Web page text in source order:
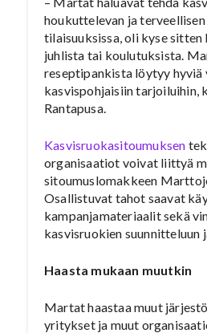
houkuttelevan ja
tilaisuuksissa, oli kyse
juhlista tai koulutuksista.
reseptipankista löytyy hyviä
kasvispohjaisiin tarjoiluihin,
Rantapusa.
Kasvisruokasitoumuksen
organisaatiot voivat liittyä
sitoumuslomakkeen
Osallistuvat tahot saavat
kampanjamateriaalit sekä
kasvisruokien suunnitteluun
Haasta mukaan muutkin
Martat haastaa muut
yritykset ja muut